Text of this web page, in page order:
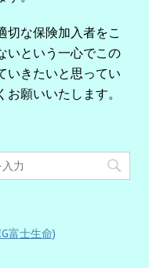
切な保険加入者をこ
いという一心でこの
いきたいと思ってい
お願いいたします。
富士生命)